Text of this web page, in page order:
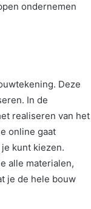
ondernemen
Deze
In de
realiseren van het
online gaat
kunt kiezen.
alle materialen,
je de hele bouw